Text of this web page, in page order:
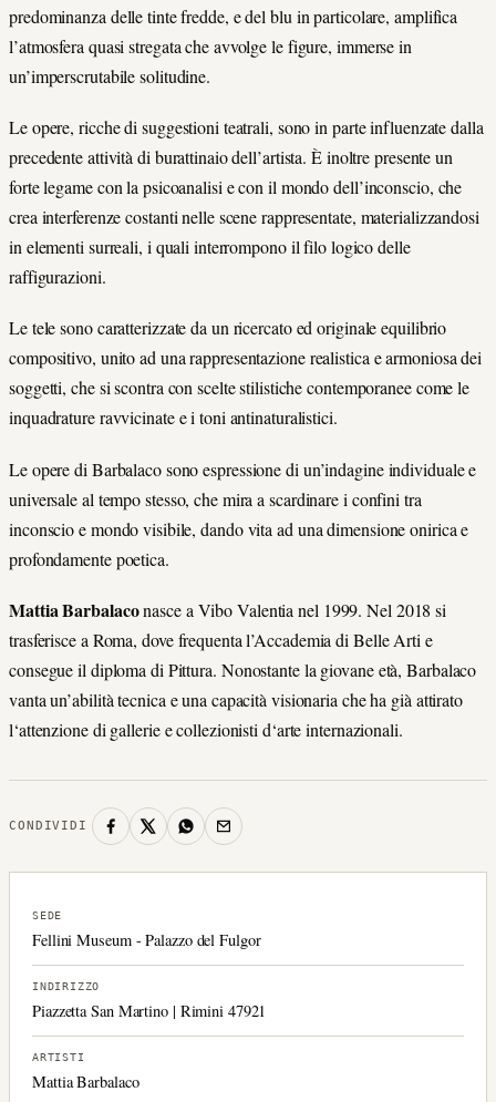
predominanza delle tinte fredde, e del blu in particolare, amplifica
l’atmosfera quasi stregata che avvolge le figure, immerse in
un’imperscrutabile solitudine.
Le opere, ricche di suggestioni teatrali, sono in parte influenzate dalla
precedente attività di burattinaio dell’artista. È inoltre presente un
forte legame con la psicoanalisi e con il mondo dell’inconscio, che
crea interferenze costanti nelle scene rappresentate, materializzandosi
in elementi surreali, i quali interrompono il filo logico delle
raffigurazioni.
Le tele sono caratterizzate da un ricercato ed originale equilibrio
compositivo, unito ad una rappresentazione realistica e armoniosa dei
soggetti, che si scontra con scelte stilistiche contemporanee come le
inquadrature ravvicinate e i toni antinaturalistici.
Le opere di Barbalaco sono espressione di un’indagine individuale e
universale al tempo stesso, che mira a scardinare i confini tra
inconscio e mondo visibile, dando vita ad una dimensione onirica e
profondamente poetica.
Mattia Barbalaconasce a Vibo Valentia nel 1999. Nel 2018 si
trasferisce a Roma, dove frequenta l’Accademia di Belle Arti e
consegue il diploma di Pittura. Nonostante la giovane età, Barbalaco
vanta un’abilità tecnica e una capacità visionaria che ha già attirato
l‘attenzione di gallerie e collezionisti d‘arte internazionali.
CONDIVIDI
SEDE
Fellini Museum - Palazzo del Fulgor
INDIRIZZO
Piazzetta San Martino | Rimini 47921
ARTISTI
Mattia Barbalaco